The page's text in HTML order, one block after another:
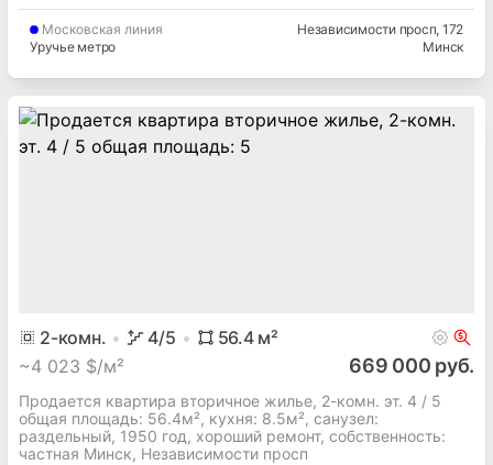
Московская линия
Уручье метро
Независимости просп, 172
Минск
2-комн. 4/5 56.4м²
~4 023 $/м² 669 000 руб.
Продается квартира вторичное жилье, 2-комн. эт. 4 / 5
общая площадь: 56.4м², кухня: 8.5м², cанузел:
раздельный, 1950 год, хороший ремонт, собственность:
частная Минск, Независимости просп